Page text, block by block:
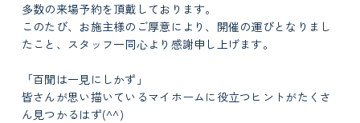
多数の来場予約を頂戴しております。
このたび、お施主様のご厚意により、開催の運びとなりまし
たこと、スタッフ一同心より感謝申し上げます。
「百聞は一見にしかず」
皆さんが思い描いているマイホームに役立つヒントがたくさ
ん見つかるはず(^^)